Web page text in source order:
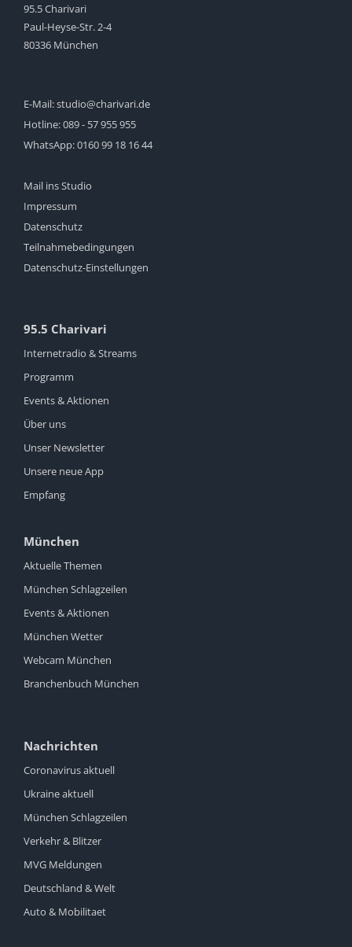
95.5 Charivari
Paul-Heyse-Str. 2-4
80336 München
E-Mail:studio@charivari.de
Hotline:089 - 57 955 955
WhatsApp:0160 99 18 16 44
Mail ins Studio
Impressum
Datenschutz
Teilnahmebedingungen
Datenschutz-Einstellungen
95.5 Charivari
Internetradio & Streams
Programm
Events & Aktionen
Über uns
Unser Newsletter
Unsere neue App
Empfang
München
Aktuelle Themen
München Schlagzeilen
Events & Aktionen
München Wetter
Webcam München
Branchenbuch München
Nachrichten
Coronavirus aktuell
Ukraine aktuell
München Schlagzeilen
Verkehr & Blitzer
MVG Meldungen
Deutschland & Welt
Auto & Mobilitaet